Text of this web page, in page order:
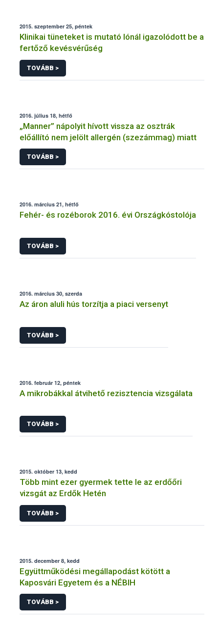
2015. szeptember 25, péntek
Klinikai tüneteket is mutató lónál igazolódott be a
fertőző kevésvérűség
TOVÁBB >
2016. július 18, hétfő
„Manner” nápolyit hívott vissza az osztrák
előállító nem jelölt allergén (szezámmag) miatt
TOVÁBB >
2016. március 21, hétfő
Fehér- és rozéborok 2016. évi Országkóstolója
TOVÁBB >
2016. március 30, szerda
Az áron aluli hús torzítja a piaci versenyt
TOVÁBB >
2016. február 12, péntek
A mikrobákkal átvihető rezisztencia vizsgálata
TOVÁBB >
2015. október 13, kedd
Több mint ezer gyermek tette le az erdőőri
vizsgát az Erdők Hetén
TOVÁBB >
2015. december 8, kedd
Együttműködési megállapodást kötött a
Kaposvári Egyetem és a NÉBIH
TOVÁBB >